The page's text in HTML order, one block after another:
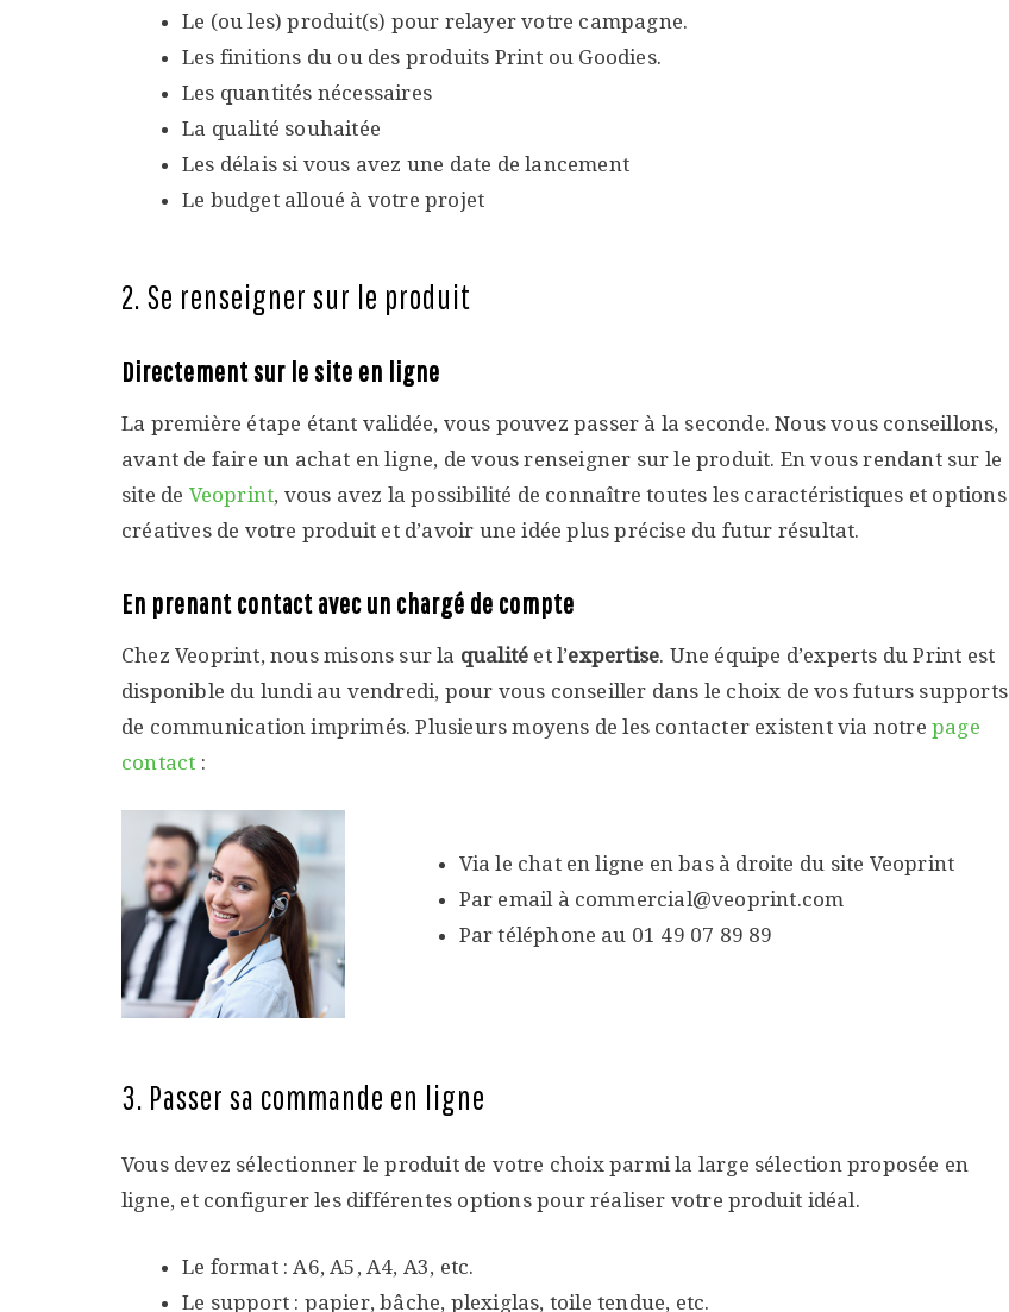
Le (ou les) produit(s) pour relayer votre campagne.
Les finitions du ou des produits Print ou Goodies.
Les quantités nécessaires
La qualité souhaitée
Les délais si vous avez une date de lancement
Le budget alloué à votre projet
2. Se renseigner sur le produit
Directement sur le site en ligne
La première étape étant validée, vous pouvez passer à la seconde. Nous vous conseillons,
avant de faire un achat en ligne, de vous renseigner sur le produit. En vous rendant sur le
site de Veoprint, vous avez la possibilité de connaître toutes les caractéristiques et options
créatives de votre produit et d’avoir une idée plus précise du futur résultat.
En prenant contact avec un chargé de compte
Chez Veoprint, nous misons sur la qualité et l’expertise. Une équipe d’experts du Print est
disponible du lundi au vendredi, pour vous conseiller dans le choix de vos futurs supports
de communication imprimés. Plusieurs moyens de les contacter existent via notrepage
contact :
Via le chat en ligne en bas à droite du site Veoprint
Par email à commercial@veoprint.com
Par téléphone au 01 49 07 89 89
3. Passer sa commande en ligne
Vous devez sélectionner le produit de votre choix parmi la large sélection proposée en
ligne, et configurer les différentes options pour réaliser votre produit idéal.
Le format : A6, A5, A4, A3, etc.
Le support : papier, bâche, plexiglas, toile tendue, etc.